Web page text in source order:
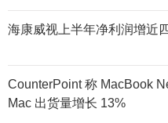
海康威视上半年净利润增近
CounterPoint 称 MacBook
Mac 出货量增长 13%